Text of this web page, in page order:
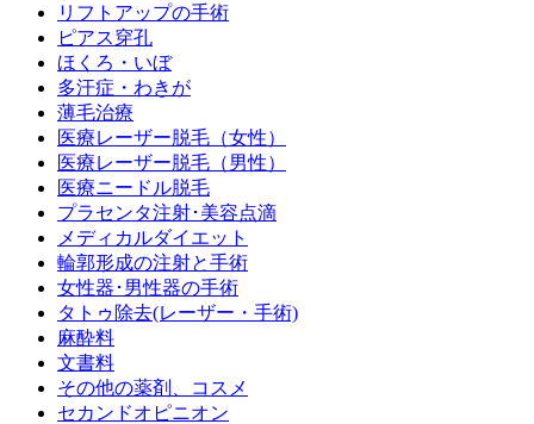
リフトアップの手術
ピアス穿孔
ほくろ・いぼ
多汗症・わきが
薄毛治療
医療レーザー脱毛（女性）
医療レーザー脱毛（男性）
医療ニードル脱毛
プラセンタ注射･美容点滴
メディカルダイエット
輪郭形成の注射と手術
女性器･男性器の手術
タトゥ除去(レーザー・手術)
麻酔料
文書料
その他の薬剤、コスメ
セカンドオピニオン